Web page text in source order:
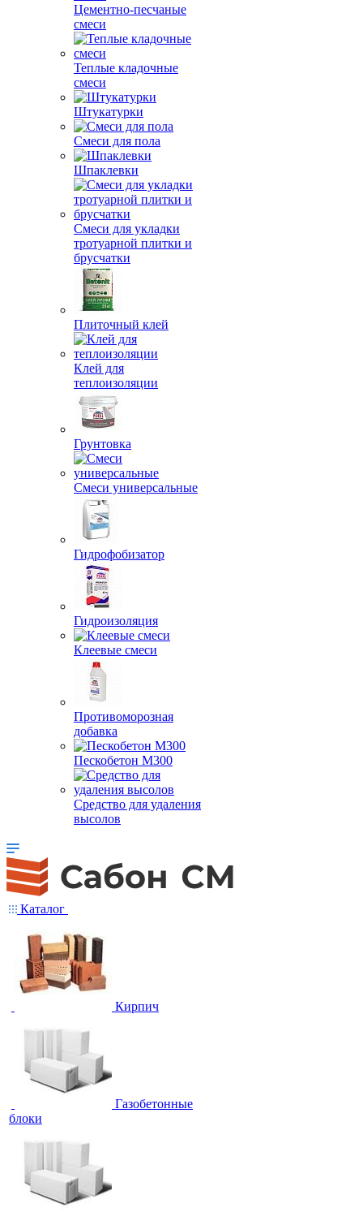
Цементно-песчаные
смеси
Теплые кладочные
смеси
Штукатурки
Смеси для пола
Шпаклевки
Смеси для укладки
тротуарной плитки и
брусчатки
Плиточный клей
Клей для
теплоизоляции
Грунтовка
Смеси универсальные
Гидрофобизатор
Гидроизоляция
Клеевые смеси
Противоморозная
добавка
Пескобетон М300
Средство для удаления
высолов
Каталог
Кирпич
Газобетонные
блоки